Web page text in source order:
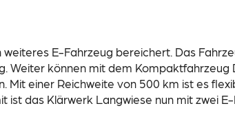
E-Fahrzeug bereichert. Das
Weiter können mit dem Kompaktfahrzeug
Mit einer Reichweite von 500 km ist es
ist das Klärwerk Langwiese nun mit zwei